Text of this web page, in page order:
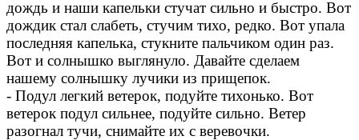
дождь и наши капельки стучат сильно и быстро. Вот
дождик стал слабеть, стучим тихо, редко. Вот упала
последняя капелька, стукните пальчиком один раз.
Вот и солнышко выглянуло. Давайте сделаем
нашему солнышку лучики из прищепок.
- Подул легкий ветерок, подуйте тихонько. Вот
ветерок подул сильнее, подуйте сильно. Ветер
разогнал тучи, снимайте их с веревочки.